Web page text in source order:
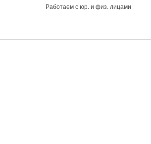
Работаем с юр. и физ. лицами